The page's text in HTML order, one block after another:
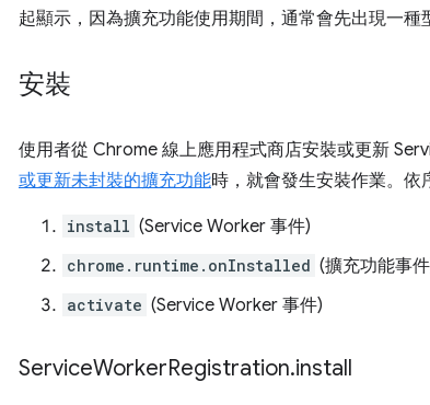
起顯示，因為擴充功能使用期間，通常會先出現一種
安裝
使用者從 Chrome 線上應用程式商店安裝或更新
或更新未封裝的擴充功能時，就會發生安裝作業。依
install (Service Worker 事件)
chrome.runtime.onInstalled (擴充功能事
activate (Service Worker 事件)
ServiceWorkerRegistration.install